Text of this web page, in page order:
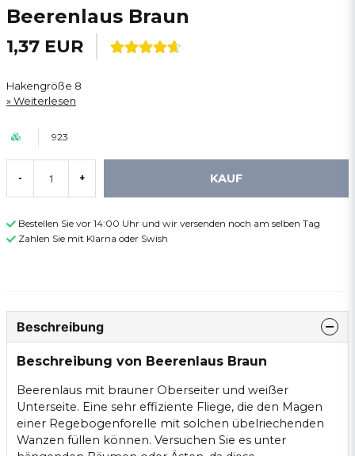
Beerenlaus Braun
1,37 EUR
Hakengröße 8
Weiterlesen
923
- + KAUF
Bestellen Sie vor 14:00 Uhr und wir versenden noch am selben Tag
Zahlen Sie mit Klarna oder Swish
Beschreibung
Beschreibung von Beerenlaus Braun
Beerenlaus mit brauner Oberseiter und weißer
Unterseite. Eine sehr effiziente Fliege, die den Magen
einer Regebogenforelle mit solchen übelriechenden
Wanzen füllen können. Versuchen Sie es unter